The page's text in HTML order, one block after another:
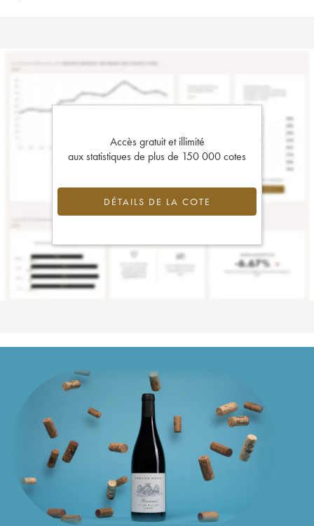
Accès gratuit et illimité
aux statistiques de plus de 150 000 cotes
DÉTAILS DE LA COTE